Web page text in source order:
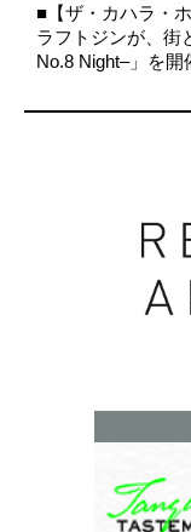
■【ザ・カハラ・
ラフトジンが、街
No.8 Night–」を開